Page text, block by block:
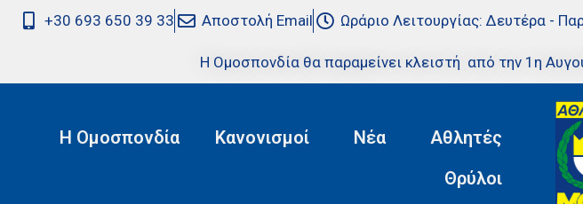
+30 693 650 39 33 Αποστολή Email Ωράριο Λειτουργίας: Δευτέρα -
Η Ομοσπονδία θα παραμείνει κλειστή από την 1η
Η Ομοσπονδία Κανονισμοί Νέα
Αθλητές
Θρύλοι